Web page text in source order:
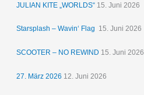
JULIAN KITE „WORLDS“ 15. Juni 2026
Starsplash – Wavin‘ Flag 15. Juni 2026
SCOOTER – NO REWIND 15. Juni 2026
27. März 2026 12. Juni 2026